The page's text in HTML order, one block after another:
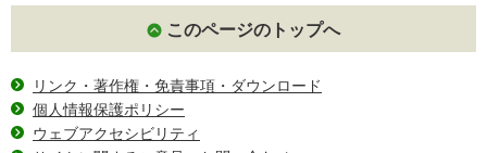
このページのトップへ
リンク・著作権・免責事項・ダウンロード
個人情報保護ポリシー
ウェブアクセシビリティ